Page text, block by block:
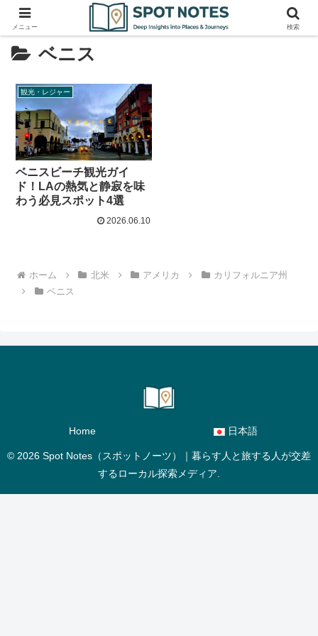
ベニス
観光・レジャー
ベニスビーチ観光ガイ
ド！LAの熱気と静寂を味
わう必見スポット4選
2026.06.10
ホーム 北米 アメリカ
カリフォルニア州
ベニス
Home 日本語
© 2026 Spot Notes（スポットノーツ）｜暮らす人と旅する人が交差
するローカル探索メディア.
メニュー 検索